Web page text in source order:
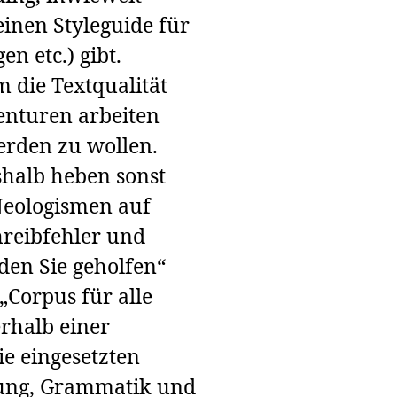
Styleguide für
etc.) gibt.
die Textqualität
arbeiten
zu wollen.
heben sonst
auf
und
Sie geholfen“
für alle
einer
eingesetzten
Grammatik und